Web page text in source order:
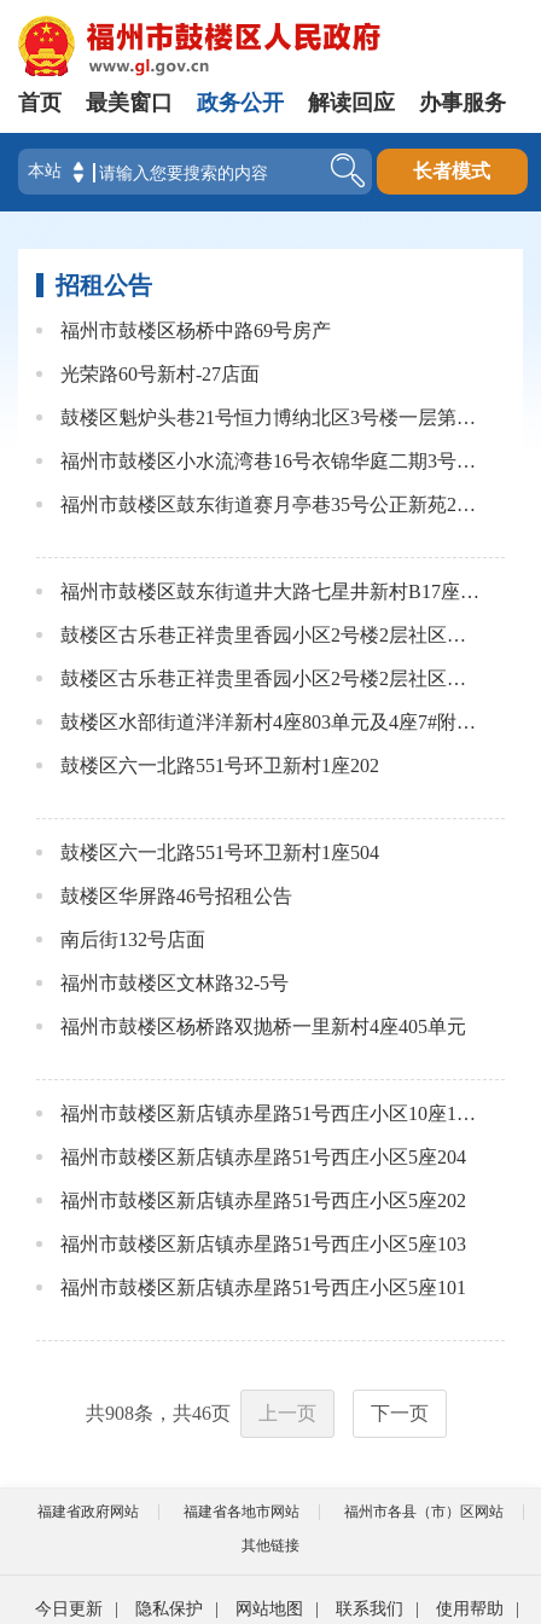
登录
首页 最美窗口 政务公开 解读回应 办事服务
长者模式
招租公告
福州市鼓楼区杨桥中路69号房产
光荣路60号新村-27店面
鼓楼区魁炉头巷21号恒力博纳北区3号楼一层第一间公开招租公告
福州市鼓楼区小水流湾巷16号衣锦华庭二期3号楼一层店面（大间）
福州市鼓楼区鼓东街道赛月亭巷35号公正新苑2#楼106单元公开招租公告
福州市鼓楼区鼓东街道井大路七星井新村B17座一层店面公开招租公告
鼓楼区古乐巷正祥贵里香园小区2号楼2层社区配套用房A（东侧）
鼓楼区古乐巷正祥贵里香园小区2号楼2层社区配套用房B(西侧）
鼓楼区水部街道泮洋新村4座803单元及4座7#附属间
鼓楼区六一北路551号环卫新村1座202
鼓楼区六一北路551号环卫新村1座504
鼓楼区华屏路46号招租公告
南后街132号店面
福州市鼓楼区文林路32-5号
福州市鼓楼区杨桥路双抛桥一里新村4座405单元
福州市鼓楼区新店镇赤星路51号西庄小区10座1801
福州市鼓楼区新店镇赤星路51号西庄小区5座204
福州市鼓楼区新店镇赤星路51号西庄小区5座202
福州市鼓楼区新店镇赤星路51号西庄小区5座103
福州市鼓楼区新店镇赤星路51号西庄小区5座101
共908条，共46页 上一页 下一页
福建省政府网站 福建省各地市网站
福州市各县（市）区网站
其他链接
今日更新 隐私保护 网站地图 联系我们 使用帮助